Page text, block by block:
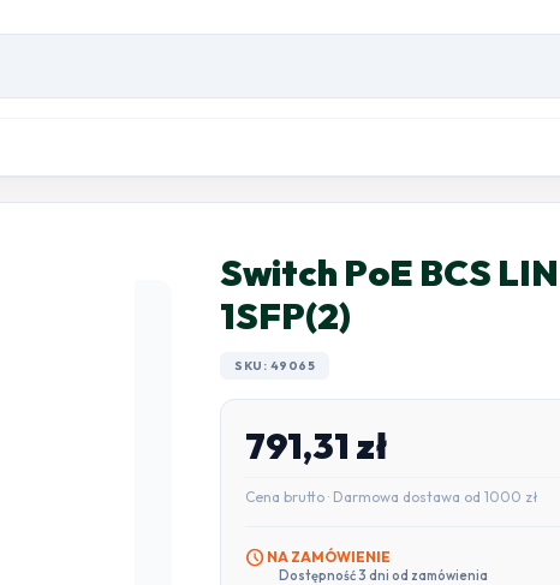
Switch PoE BCS
1SFP(2)
SKU: 49065
791,31 zł
Cena brutto · Darmowa dostawa od 1000 zł
schedule NA ZAMÓWIENIE
Dostępność 3 dni od zamówienia